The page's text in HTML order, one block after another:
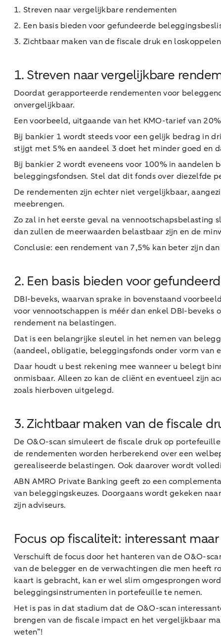
1. Streven naar vergelijkbare rendementen
2. Een basis bieden voor gefundeerde
3. Zichtbaar maken van de fiscale druk en
1. Streven naar vergelijkbare
Doordat gerapporteerde rendementen voor
onvergelijkbaar.
Een voorbeeld, uitgaande van het KMO-tarief van
Bij bankier 1 wordt steeds voor een gelijk bedrag in
stijgt met 5% en aandeel 3 doet het minder goed en
Bij bankier 2 wordt eveneens voor 100% in
beleggingsfondsen. Stel dat dit fonds over diezelfde
De rendementen zijn echter niet vergelijkbaar,
meebrengen.
Zo zal in het eerste geval na
dan zullen de meerwaarden belastbaar zijn en de
Conclusie: een rendement van 7,5% kan beter zijn
2. Een basis bieden voor
DBI-beveks, waarvan sprake in bovenstaand
voor vennootschappen is méér dan enkel DBI-
rendement na belastingen.
Dat is een belangrijke sleutel in het nemen van
(aandeel, obligatie, beleggingsfonds onder vorm van
Daar houdt u best rekening mee wanneer u belegt
onmisbaar. Alleen zo kan de cliënt en eventueel zijn
zoals hierboven uitgelegd.
3. Zichtbaar maken van de fiscale
De O&O-scan simuleert de fiscale druk op
de rendementen worden herberekend over een
gerealiseerde belastingen. Ook daarover wordt
ABN AMRO Private Banking geeft zo een
van beleggingskeuzes. Doorgaans wordt gekeken
zijn adviseurs.
Focus op fiscaliteit: interessant
Verschuift de focus door het hanteren van de O&O-
van de belegger en de verwachtingen die men heeft
kaart is gebracht, kan er wel slim omgesprongen
beleggingsinstrumenten in portefeuille te nemen.
Het is pas in dat stadium dat de O&O-scan
brengen van de fiscale impact en het vergelijkbaar
weten”!